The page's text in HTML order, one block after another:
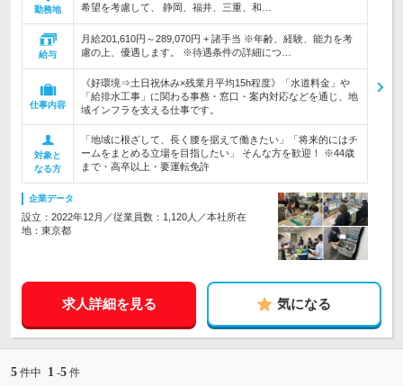
勤務地
希望を考慮して、 静岡、福井、三重、和…
給与
月給201,610円～289,070円 + 諸手当 ※年齢、経験、能力を考
慮の上、優遇します。 ※待遇条件の詳細につ…
仕事内容
《好環境⇒土日祝休み×残業月平均15h程度》「水道料金」や
「給排水工事」に関わる事務・窓口・案内対応などを通じ、地
域インフラを支える仕事です。
対象と
なる方
「地域に根ざして、長く腰を据えて働きたい」「将来的にはチ
ームをまとめる立場を目指したい」 そんな方を歓迎！ ※44歳
まで・高卒以上・要運転免許
企業データ
設立：2022年12月／従業員数：1,120人／本社所在
地：東京都
求人詳細を見る 気になる
5 件中 1 -5 件